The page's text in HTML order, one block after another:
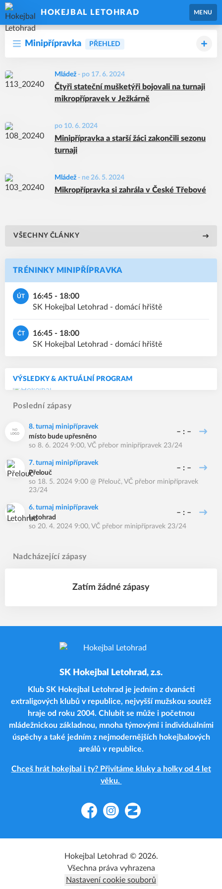
HOKEJBAL LETOHRAD MENU
Minipřípravka PŘEHLED
Mládež - po 17. 6. 2024
Čtyři stateční mušketýři bojovali na turnaji
mikropřípravek v Ježkárně
po 10. 6. 2024
Minipřípravka a starší žáci zakončili sezonu
turnaji
Mládež - ne 26. 5. 2024
Mikropřípravka si zahrála v České Třebové
VŠECHNY ČLÁNKY
TRÉNINKY MINIPŘÍPRAVKA
ÚT
16:45 - 18:00
SK Hokejbal Letohrad - domácí hřiště
ČT
16:45 - 18:00
SK Hokejbal Letohrad - domácí hřiště
VÝSLEDKY & AKTUÁLNÍ PROGRAM
Poslední zápasy
8. turnaj minipřípravek
místo bude upřesněno
– : –
so 8. 6. 2024 9:00, VČ přebor minipřípravek 23/24
7. turnaj minipřípravek
Přelouč
– : –
so 18. 5. 2024 9:00 @ Přelouč, VČ přebor minipřípravek
23/24
6. turnaj minipřípravek
Letohrad
– : –
so 20. 4. 2024 9:00, VČ přebor minipřípravek 23/24
Nadcházející zápasy
Zatím žádné zápasy
SK Hokejbal Letohrad, z.s.
Klub SK Hokejbal Letohrad je jedním z dvanácti
extraligových klubů v republice, nejvyšší mužskou soutěž
hraje od roku 2004. Chlubit se může i početnou
mládežnickou základnou, mnoha týmovými i individuálními
úspěchy a také jedním z nejmodernějších hokejbalových
areálů v republice.
Chceš hrát hokejbal i ty? Přivítáme kluky a holky od 4 let
věku.
FacebookInstagramZonerama
Hokejbal Letohrad © 2026.
Všechna práva vyhrazena
Nastavení cookie souborů